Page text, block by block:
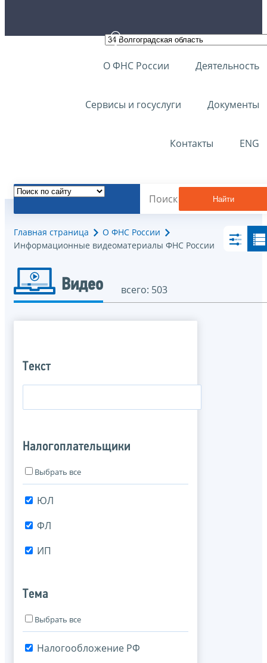
О ФНС России Деятельность
Сервисы и госуслуги Документы
Контакты ENG
Найти
Главная страница
О ФНС России
Информационные видеоматериалы ФНС России
Видео всего: 503
Текст
Налогоплательщики
Выбрать все
ЮЛ
ФЛ
ИП
Тема
Выбрать все
Налогообложение РФ